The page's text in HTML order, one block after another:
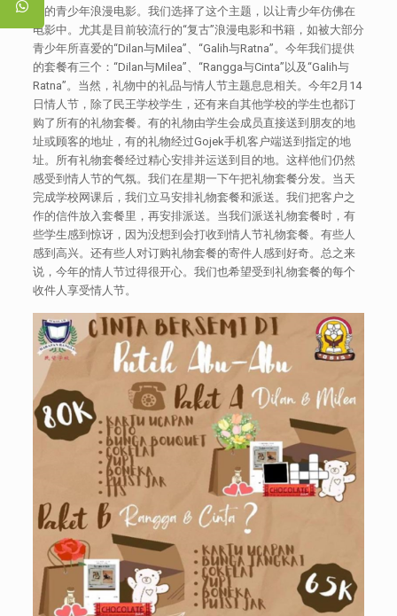
题的青少年浪漫电影。我们选择了这个主题，以让青少年仿佛在
电影中。尤其是目前较流行的“复古”浪漫电影和书籍，如被大部分
青少年所喜爱的“Dilan与Milea”、“Galih与Ratna”。今年我们提供
的套餐有三个：“Dilan与Milea”、“Rangga与Cinta”以及“Galih与
Ratna”。当然，礼物中的礼品与情人节主题息息相关。今年2月14
日情人节，除了民王学校学生，还有来自其他学校的学生也都订
购了所有的礼物套餐。有的礼物由学生会成员直接送到朋友的地
址或顾客的地址，有的礼物经过Gojek手机客户端送到指定的地
址。所有礼物套餐经过精心安排并运送到目的地。这样他们仍然
感受到情人节的气氛。我们在星期一下午把礼物套餐分发。当天
完成学校网课后，我们立马安排礼物套餐和派送。我们把客户之
作的信件放入套餐里，再安排派送。当我们派送礼物套餐时，有
些学生感到惊讶，因为没想到会打收到情人节礼物套餐。有些人
感到高兴。还有些人对订购礼物套餐的寄件人感到好奇。总之来
说，今年的情人节过得很开心。我们也希望受到礼物套餐的每个
收件人享受情人节。